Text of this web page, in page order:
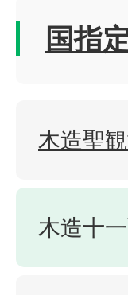
国指
木造聖
木造十